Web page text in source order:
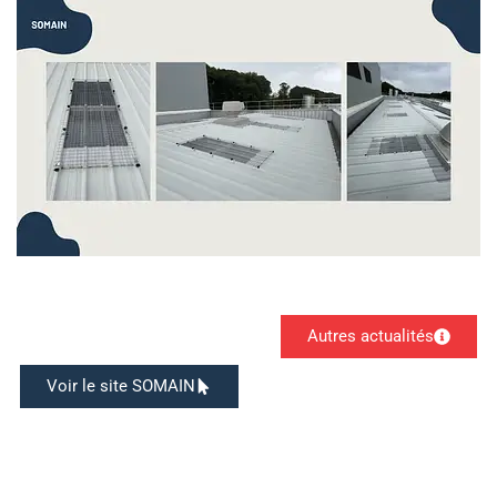
Autres actualités
Voir le site SOMAIN